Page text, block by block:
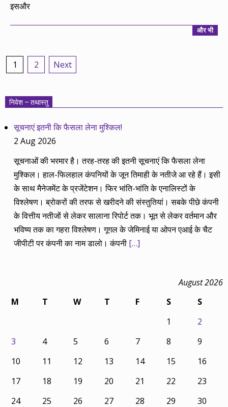
इसऔर
और भी
Posts
1 2 Next
निवेश – तथास्तु
सूचनाएं इतनी कि फैसला लेना मुश्किल!
2 Aug 2026
सूचनाओं की भरमार है। तरह-तरह की इतनी सूचनाएं कि फैसला लेना
मुश्किल। हाल-फिलहाल कंपनियों के जून तिमाही के नतीजे आ रहे हैं। इसी
के साथ मैनेजमेंट के प्रजेंटेशन। फिर भांति-भांति के एनालिस्टों के
विश्लेषण। ब्रोकरों की तरफ से खरीदने की संस्तुतियां। सबके पीछे कंपनी
के वित्तीय नतीजों से लेकर सालाना रिपोर्ट तक। भूत से लेकर वर्तमान और
भविष्य तक का गहरा विश्लेषण। गूगल के जेमिनाई या ओपन एआई के चैट
जीपीटी पर कंपनी का नाम डालो। कंपनी […]
August 2026
M
T W T F S
S
1
2
3
4 5 6 7 8
9
10
11 12 13 14 15
16
17
18 19 20 21 22
23
24
25 26 27 28 29
30